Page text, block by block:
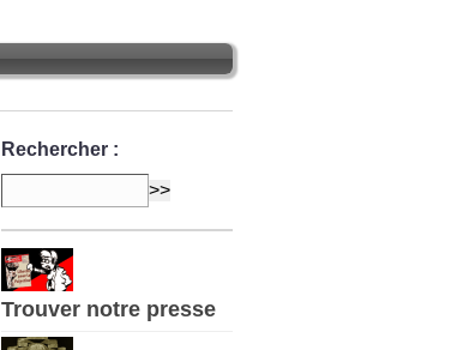
Rechercher :
Trouver notre presse